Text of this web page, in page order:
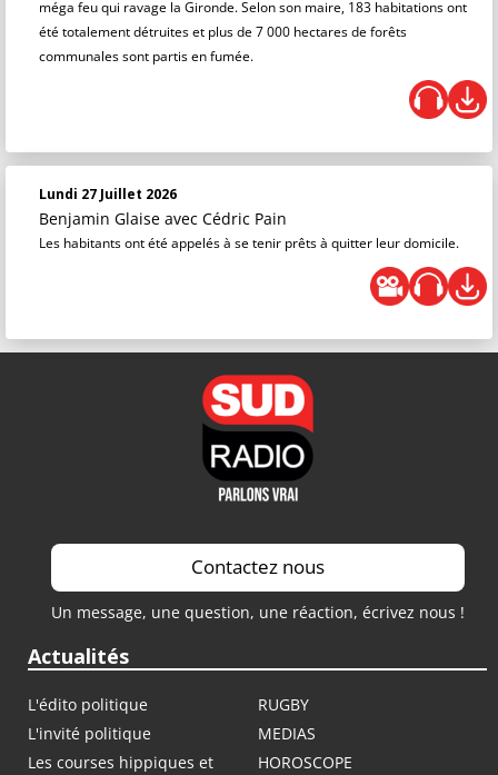
méga feu qui ravage la Gironde. Selon son maire, 183 habitations ont
été totalement détruites et plus de 7 000 hectares de forêts
communales sont partis en fumée.
Lundi 27 Juillet 2026
Benjamin Glaise avec Cédric Pain
Les habitants ont été appelés à se tenir prêts à quitter leur domicile.
Contactez nous
Un message, une question, une réaction, écrivez nous !
Actualités
L'édito politique
RUGBY
L'invité politique
MEDIAS
Les courses hippiques et
HOROSCOPE